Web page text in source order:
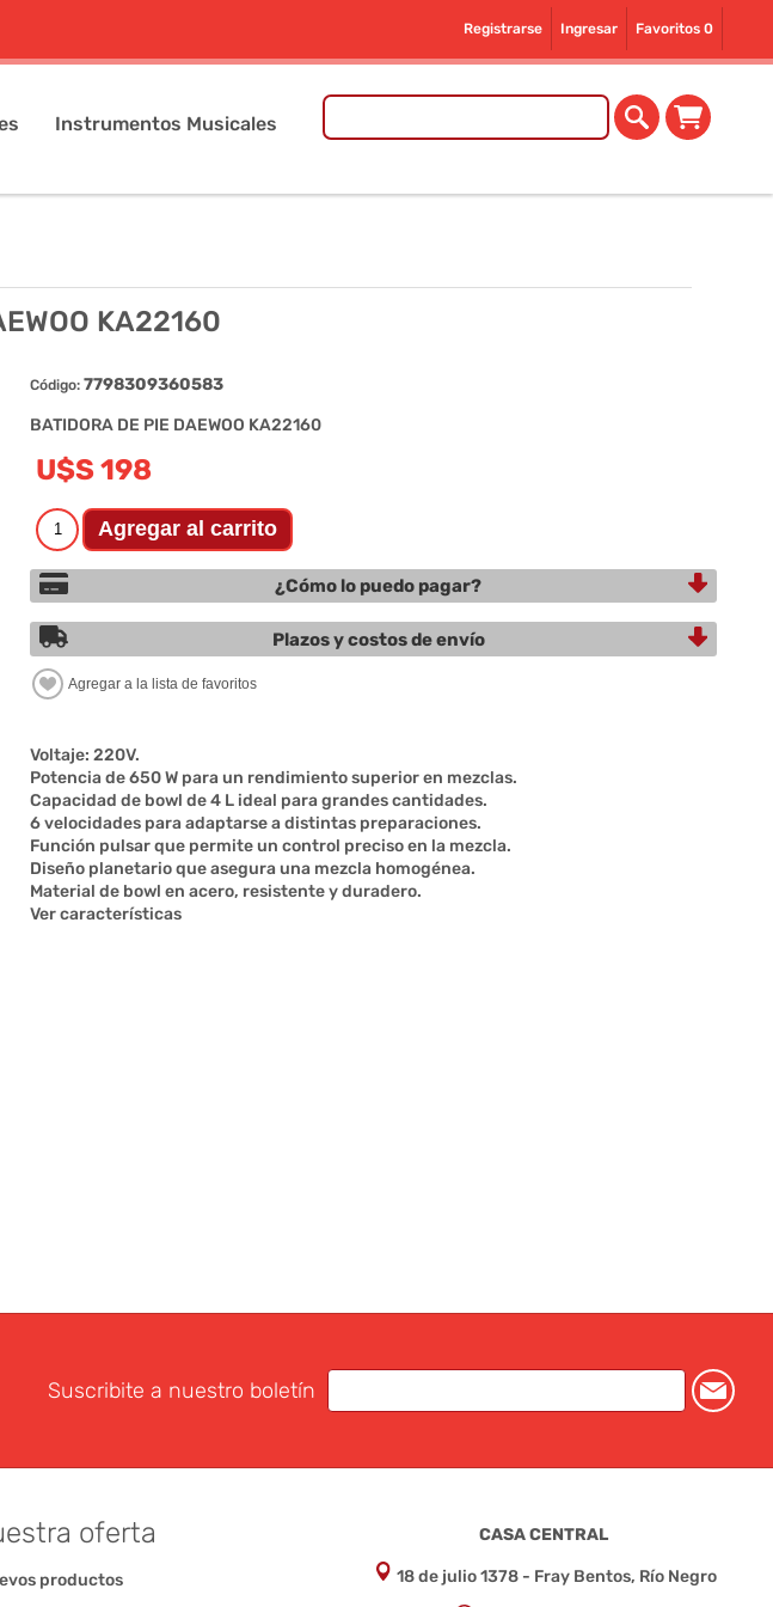
Registrarse Ingresar Favoritos 0
Instrumentos Musicales
KA22160
Código: 7798309360583
BATIDORA DE PIE DAEWOO KA22160
U$S 198
¿Cómo lo puedo pagar?
Plazos y costos de envío
Voltaje: 220V.
Potencia de 650 W para un rendimiento superior en mezclas.
Capacidad de bowl de 4 L ideal para grandes cantidades.
6 velocidades para adaptarse a distintas preparaciones.
Función pulsar que permite un control preciso en la mezcla.
Diseño planetario que asegura una mezcla homogénea.
Material de bowl en acero, resistente y duradero.
Ver características
Suscribite a nuestro boletín
oferta
productos
CASA CENTRAL
18 de julio 1378 - Fray Bentos, Río Negro